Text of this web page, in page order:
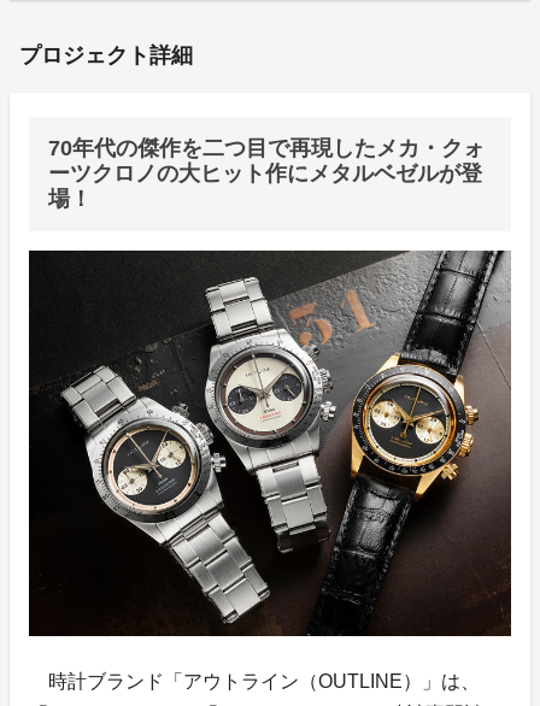
プロジェクト詳細
70年代の傑作を二つ目で再現したメカ・クォ
ーツクロノの大ヒット作にメタルベゼルが登
場！
時計ブランド「アウトライン（OUTLINE）」は、